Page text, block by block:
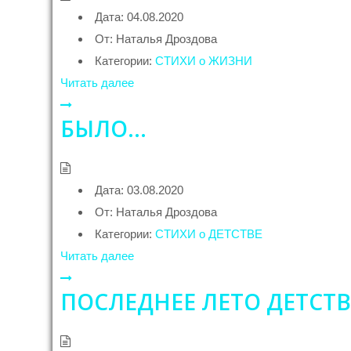
Дата: 04.08.2020
От: Наталья Дроздова
Категории: СТИХИ о ЖИЗНИ
Читать далее
БЫЛО…
Дата: 03.08.2020
От: Наталья Дроздова
Категории: СТИХИ о ДЕТСТВЕ
Читать далее
ПОСЛЕДНЕЕ ЛЕТО